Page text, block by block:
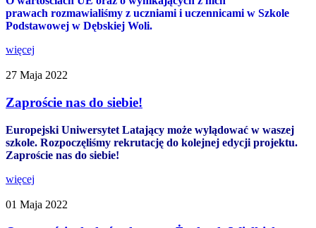
prawach rozmawialiśmy z uczniami i uczennicami w Szkole
Podstawowej w Dębskiej Woli.
więcej
27 Maja 2022
Zaproście nas do siebie!
Europejski Uniwersytet Latający może wylądować w waszej
szkole. Rozpoczęliśmy rekrutację do kolejnej edycji projektu.
Zaproście nas do siebie!
więcej
01 Maja 2022